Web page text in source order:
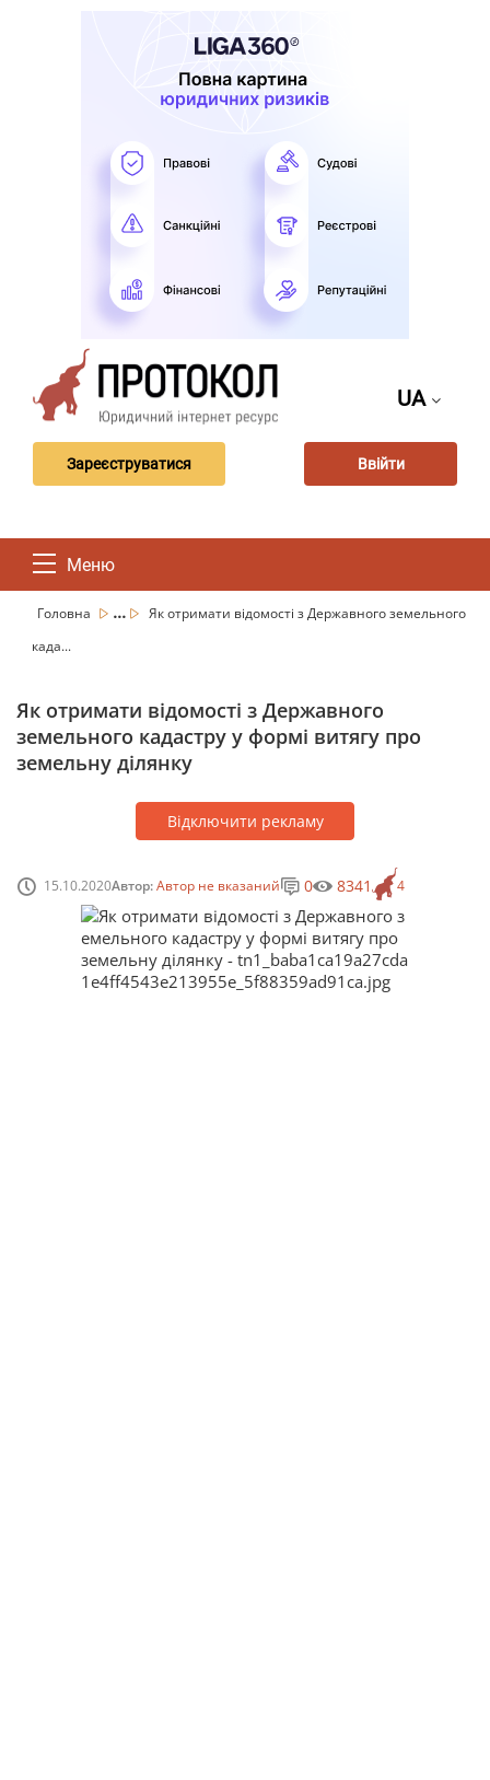
UA
Зареєструватися Ввійти
Меню
Головна ...
Як отримати відомості з Державного земельного
када...
Як отримати відомості з Державного
земельного кадастру у формі витягу про
земельну ділянку
Відключити рекламу
15.10.2020Автор:Автор не вказаний 4
0 8341